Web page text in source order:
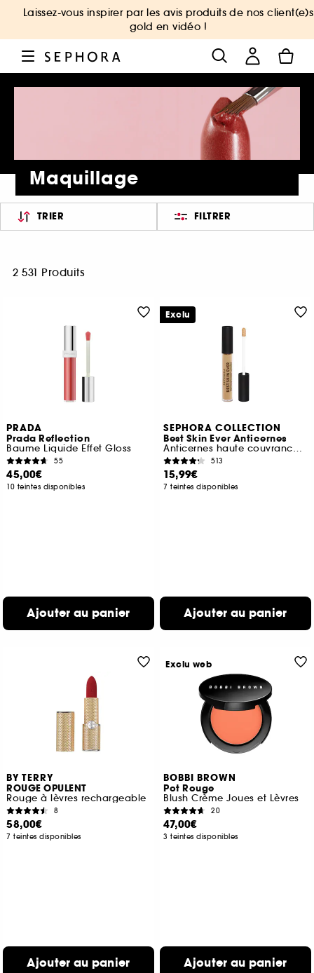
Laissez-vous inspirer par les avis produits de nos client(e)s
gold en vidéo !
Maquillage
TRIER FILTRER
2 531 Produits
PRADA
Prada Reflection
Baume Liquide Effet Gloss
55
45,00€
10 teintes disponibles
Ajouter au panier
SEPHORA COLLECTION
Best Skin Ever Anticernes
Anticernes haute couvrance fini naturel
513
15,99€
7 teintes disponibles
Ajouter au panier
Exclu
BY TERRY
ROUGE OPULENT
Rouge à lèvres rechargeable
8
58,00€
7 teintes disponibles
Ajouter au panier
BOBBI BROWN
Pot Rouge
Blush Crème Joues et Lèvres
20
47,00€
3 teintes disponibles
Ajouter au panier
Exclu web